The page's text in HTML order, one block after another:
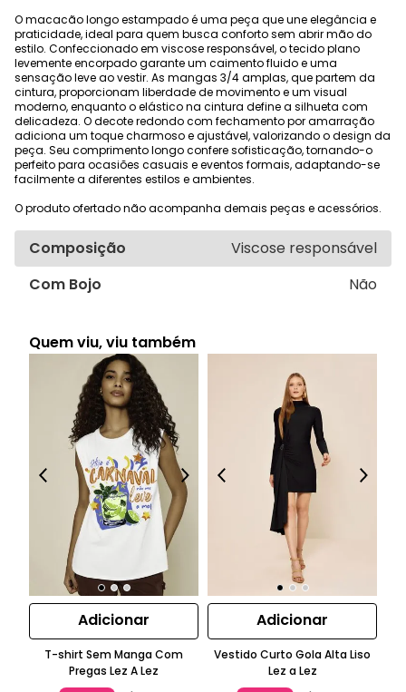
O macacão longo estampado é uma peça que une elegância e
praticidade, ideal para quem busca conforto sem abrir mão do
estilo. Confeccionado em viscose responsável, o tecido plano
levemente encorpado garante um caimento fluido e uma
sensação leve ao vestir. As mangas 3/4 amplas, que partem da
cintura, proporcionam liberdade de movimento e um visual
moderno, enquanto o elástico na cintura define a silhueta com
delicadeza. O decote redondo com fechamento por amarração
adiciona um toque charmoso e ajustável, valorizando o design da
peça. Seu comprimento longo confere sofisticação, tornando-o
perfeito para ocasiões casuais e eventos formais, adaptando-se
facilmente a diferentes estilos e ambientes.
O produto ofertado não acompanha demais peças e acessórios.
Composição
Viscose responsável
Com Bojo
Não
Quem viu, viu também
Adicionar
T-shirt Sem Manga Com
Pregas Lez A Lez
Adicionar
Vestido Curto Gola Alta Liso
Lez a Lez